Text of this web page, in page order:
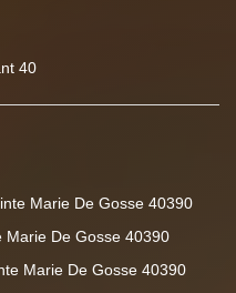
40
Marie De Gosse 40390
Marie De Gosse 40390
Marie De Gosse 40390